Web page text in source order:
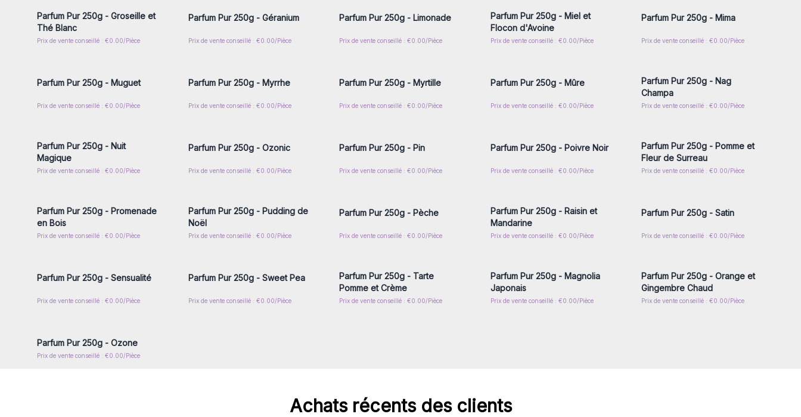
Parfum Pur 250g - Groseille et
Thé Blanc
Prix de vente conseillé : €0.00/Pièce
Parfum Pur 250g - Géranium
Prix de vente conseillé : €0.00/Pièce
Parfum Pur 250g - Limonade
Prix de vente conseillé : €0.00/Pièce
Parfum Pur 250g - Miel et
Flocon d'Avoine
Prix de vente conseillé : €0.00/Pièce
Parfum Pur 250g - Mima
Prix de vente conseillé : €0.00/Pièce
Connectez-vous ou inscrivez-
Parfum Pur 250g - Muguet
Prix de vente conseillé : €0.00/Pièce
Connectez-vous ou inscrivez-
Parfum Pur 250g - Myrrhe
Prix de vente conseillé : €0.00/Pièce
Connectez-vous ou inscrivez-
Parfum Pur 250g - Myrtille
Prix de vente conseillé : €0.00/Pièce
Connectez-vous ou inscrivez-
Parfum Pur 250g - Mûre
Prix de vente conseillé : €0.00/Pièce
Connectez-vous ou inscrivez-
Parfum Pur 250g - Nag
Champa
Prix de vente conseillé : €0.00/Pièce
Connectez-vous ou inscrivez-
Parfum Pur 250g - Nuit
Magique
Prix de vente conseillé : €0.00/Pièce
Connectez-vous ou inscrivez-
Parfum Pur 250g - Ozonic
Prix de vente conseillé : €0.00/Pièce
Connectez-vous ou inscrivez-
Parfum Pur 250g - Pin
Prix de vente conseillé : €0.00/Pièce
Connectez-vous ou inscrivez-
Parfum Pur 250g - Poivre Noir
Prix de vente conseillé : €0.00/Pièce
Connectez-vous ou inscrivez-
Parfum Pur 250g - Pomme et
Fleur de Surreau
Prix de vente conseillé : €0.00/Pièce
Connectez-vous ou inscrivez-
Parfum Pur 250g - Promenade
en Bois
Prix de vente conseillé : €0.00/Pièce
Connectez-vous ou inscrivez-
Parfum Pur 250g - Pudding de
Noël
Prix de vente conseillé : €0.00/Pièce
Connectez-vous ou inscrivez-
Parfum Pur 250g - Pèche
Prix de vente conseillé : €0.00/Pièce
Connectez-vous ou inscrivez-
Parfum Pur 250g - Raisin et
Mandarine
Prix de vente conseillé : €0.00/Pièce
Connectez-vous ou inscrivez-
Parfum Pur 250g - Satin
Prix de vente conseillé : €0.00/Pièce
Connectez-vous ou inscrivez-
Parfum Pur 250g - Sensualité
Prix de vente conseillé : €0.00/Pièce
Connectez-vous ou inscrivez-
Parfum Pur 250g - Sweet Pea
Prix de vente conseillé : €0.00/Pièce
Connectez-vous ou inscrivez-
Parfum Pur 250g - Tarte
Pomme et Crème
Prix de vente conseillé : €0.00/Pièce
Connectez-vous ou inscrivez-
Parfum Pur 250g - Magnolia
Japonais
Prix de vente conseillé : €0.00/Pièce
Connectez-vous ou inscrivez-
Parfum Pur 250g - Orange et
Gingembre Chaud
Prix de vente conseillé : €0.00/Pièce
Connectez-vous ou inscrivez-
Parfum Pur 250g - Ozone
Prix de vente conseillé : €0.00/Pièce
Achats récents des clients